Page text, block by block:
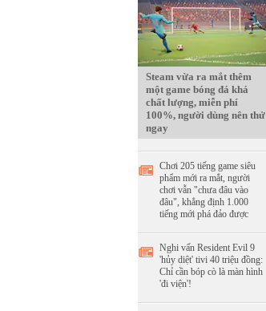
Steam vừa ra mắt thêm
một game bóng đá khá
chất lượng, miễn phí
100%, người dùng nên thử
ngay
Chơi 205 tiếng game siêu
phẩm mới ra mắt, người
chơi vẫn "chưa đâu vào
đâu", khẳng định 1.000
tiếng mới phá đảo được
Nghi vấn Resident Evil 9
'hủy diệt' tivi 40 triệu đồng:
Chỉ cần bóp cò là màn hình
'đi viện'!